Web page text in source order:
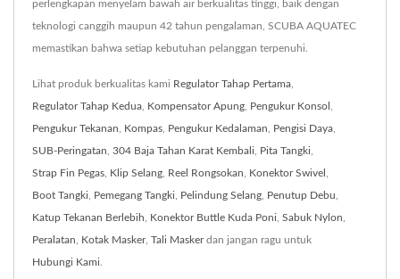
perlengkapan menyelam bawah air berkualitas tinggi, baik dengan
teknologi canggih maupun 42 tahun pengalaman, SCUBA AQUATEC
memastikan bahwa setiap kebutuhan pelanggan terpenuhi.
Lihat produk berkualitas kami Regulator Tahap Pertama
Regulator Tahap Kedua Kompensator Apung Pengukur Konsol
Pengukur Tekanan Kompas Pengukur Kedalaman Pengisi Daya
SUB-Peringatan 304 Baja Tahan Karat Kembali Pita Tangki
Strap Fin Pegas Klip Selang Reel Rongsokan Konektor Swivel
Boot Tangki Pemegang Tangki Pelindung Selang Penutup Debu
Katup Tekanan Berlebih Konektor Buttle Kuda Poni Sabuk Nylon
Peralatan Kotak Masker, Tali Maskerdan jangan ragu untuk
Hubungi Kami